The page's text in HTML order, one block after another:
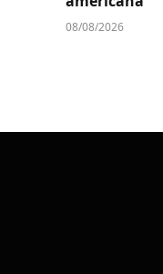
08/08/2026